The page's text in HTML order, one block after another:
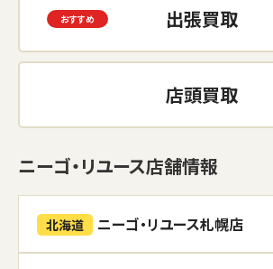
出張買取
店頭買取
ニーゴ・リユース店舗情報
北海道 ニーゴ・リユース札幌店